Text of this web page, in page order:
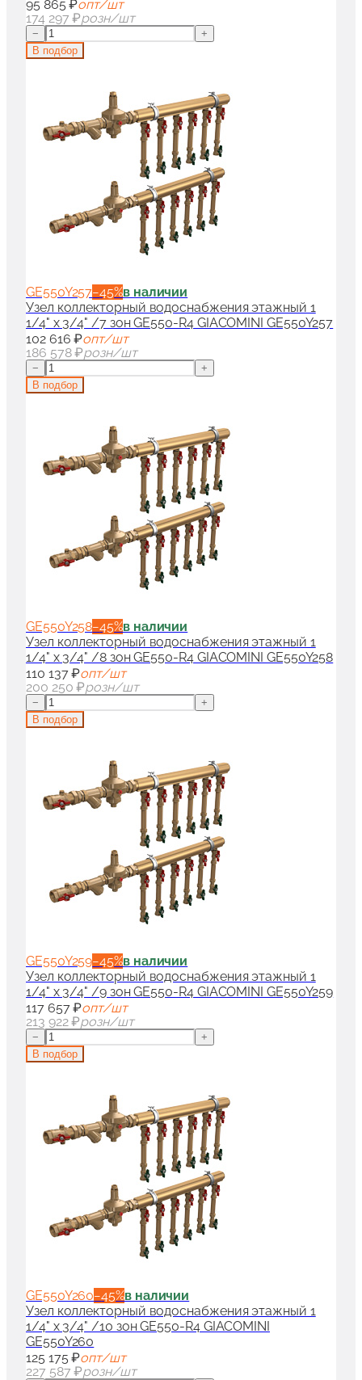
95 865 ₽опт/шт
174 297 ₽розн/шт
−
+
В подбор
GE550Y257−45%в наличии
Узел коллекторный водоснабжения этажный 1
1/4" x 3/4" /7 зон GE550-R4 GIACOMINI GE550Y257
102 616 ₽опт/шт
186 578 ₽розн/шт
−
+
В подбор
GE550Y258−45%в наличии
Узел коллекторный водоснабжения этажный 1
1/4" x 3/4" /8 зон GE550-R4 GIACOMINI GE550Y258
110 137 ₽опт/шт
200 250 ₽розн/шт
−
+
В подбор
GE550Y259−45%в наличии
Узел коллекторный водоснабжения этажный 1
1/4" x 3/4" /9 зон GE550-R4 GIACOMINI GE550Y259
117 657 ₽опт/шт
213 922 ₽розн/шт
−
+
В подбор
GE550Y260−45%в наличии
Узел коллекторный водоснабжения этажный 1
1/4" x 3/4" /10 зон GE550-R4 GIACOMINI
GE550Y260
125 175 ₽опт/шт
227 587 ₽розн/шт